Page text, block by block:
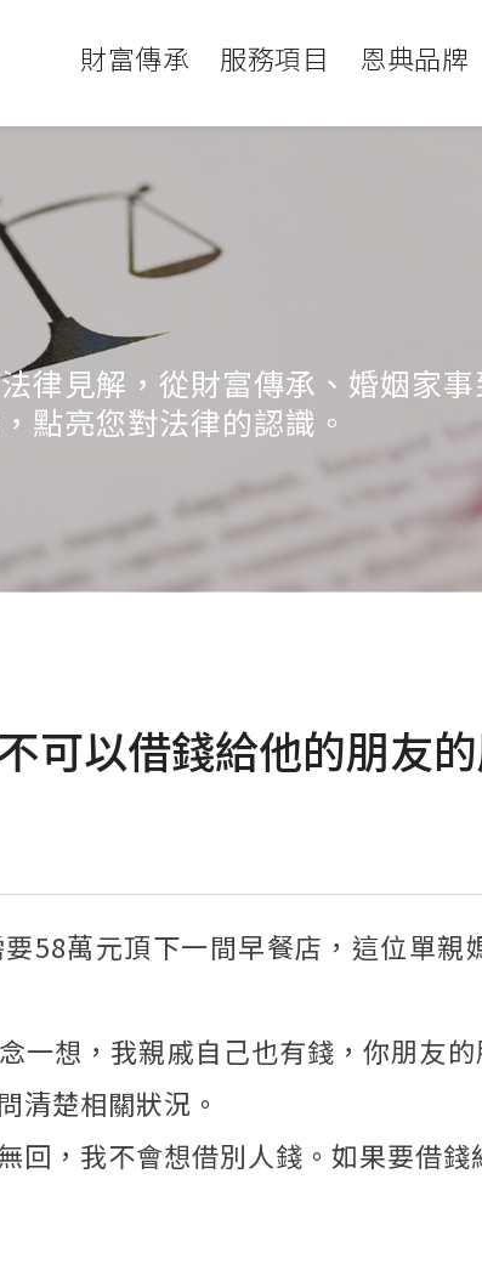
財富傳承 服務項目 恩典品牌
律見解，從財富傳承、婚姻家
點亮您對法律的認識。
可以借錢給他的朋友
58萬元頂下一間早餐店，這位單
一想，我親戚自己也有錢，你朋友
清楚相關狀況。
回，我不會想借別人錢。如果要借錢